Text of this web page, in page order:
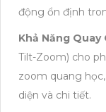
động ổn định
Khả Năng
Tilt-Zoom) cho
zoom quang
diện và chi tiết.